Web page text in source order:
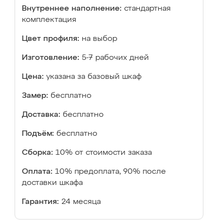
Внутреннее наполнение: стандартная
комплектация
Цвет профиля: на выбор
Изготовление: 5-7 рабочих дней
Цена: указана за базовый шкаф
Замер: бесплатно
Доставка: бесплатно
Подъём: бесплатно
Сборка: 10% от стоимости заказа
Оплата: 10% предоплата, 90% после
доставки шкафа
Гарантия: 24 месяца